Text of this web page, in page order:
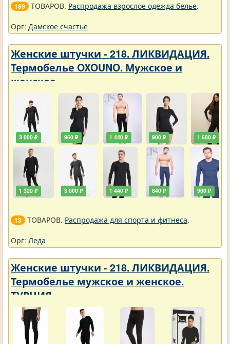
189 ТОВАРОВ. Распродажа взрослое одежда белье.
Орг: Дамское счастье
Женские штучки - 218. ЛИКВИДАЦИЯ.
Термобелье OXOUNO. Мужское и
женское
3 000 ₽
1 320 ₽
960 ₽
3 000 ₽
1 440 ₽
1 440 ₽
900 ₽
840 ₽
1 680 ₽
900 ₽
13 ТОВАРОВ. Распродажа для спорта и фитнеса.
Орг: Леда
Женские штучки - 218. ЛИКВИДАЦИЯ.
Термобелье мужское и женское.
ТУРЦИЯ